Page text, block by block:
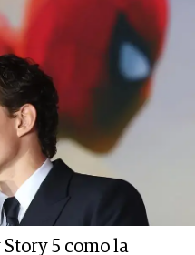
5 como la